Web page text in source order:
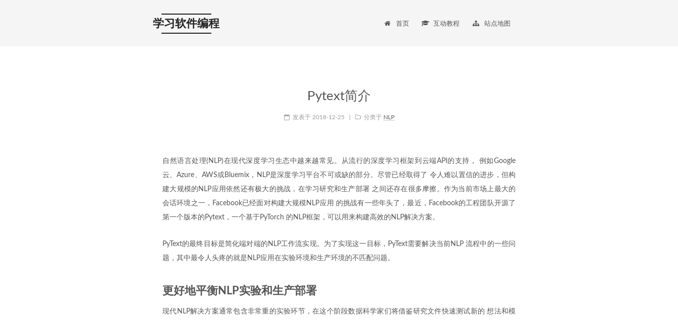
学习软件编程 首页 互动教程 站点地图
Pytext简介
发表于 2018-12-25 分类于 NLP
自然语言处理(NLP)在现代深度学习生态中越来越常见。从流行的深度学习框架到云端API的支持， 例如Google
云、Azure、AWS或Bluemix，NLP是深度学习平台不可或缺的部分。尽管已经取得了 令人难以置信的进步，但构
建大规模的NLP应用依然还有极大的挑战，在学习研究和生产部署 之间还存在很多摩擦。作为当前市场上最大的
会话环境之一，Facebook已经面对构建大规模NLP应用 的挑战有一些年头了，最近，Facebook的工程团队开源了
第一个版本的Pytext，一个基于PyTorch 的NLP框架，可以用来构建高效的NLP解决方案。
PyText的最终目标是简化端对端的NLP工作流实现。为了实现这一目标，PyText需要解决当前NLP 流程中的一些问
题，其中最令人头疼的就是NLP应用在实验环境和生产环境的不匹配问题。
更好地平衡NLP实验和生产部署
现代NLP解决方案通常包含非常重的实验环节，在这个阶段数据科学家们将借鉴研究文件快速测试新的 想法和模